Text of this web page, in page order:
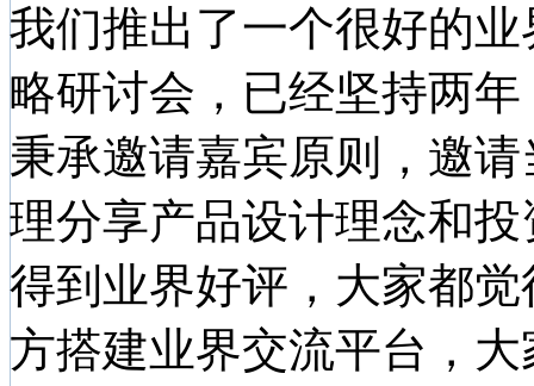
我们推出了一个很好的
略研讨会，已经坚持两
秉承邀请嘉宾原则，邀
理分享产品设计理念和
得到业界好评，大家都
方搭建业界交流平台，